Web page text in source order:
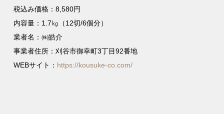
税込み価格：8,580円
内容量：1.7㎏（12切/6個分）
業者名：㈱皓介
事業者住所：刈谷市御幸町3丁目92番地
WEBサイト： https://kousuke-co.com/